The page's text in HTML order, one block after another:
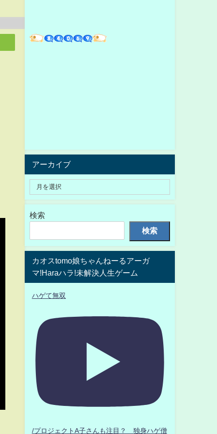
アーカイブ
検索
検索
カオスtomo娘ちゃんねーるアーガ
マ!Haraハラ!未解決人生ゲーム
ハゲて無双
/プロジェクトA子さんも注目？ 独身ハゲ僧